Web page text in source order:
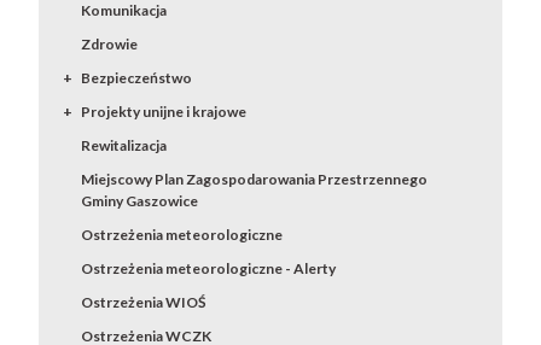
Komunikacja
Zdrowie
Bezpieczeństwo
Projekty unijne i krajowe
Rewitalizacja
Miejscowy Plan Zagospodarowania Przestrzennego
Gminy Gaszowice
Ostrzeżenia meteorologiczne
Ostrzeżenia meteorologiczne - Alerty
Ostrzeżenia WIOŚ
Ostrzeżenia WCZK